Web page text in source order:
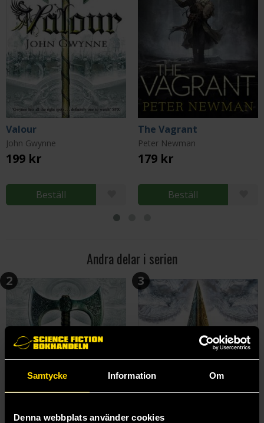
Samtycke Information Om
Denna webbplats använder cookies
Valour
John Gwynne
199 kr
Beställ
The Vagrant
Peter Newman
179 kr
Beställ
Andra delar i serien
2 3